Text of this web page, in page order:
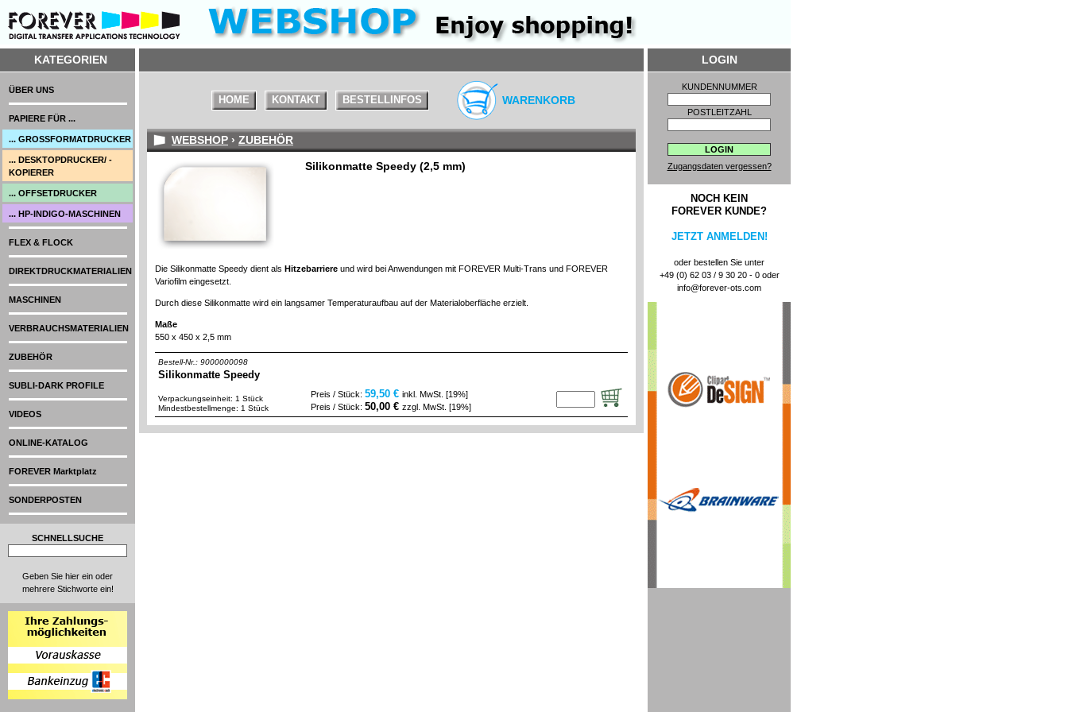
KATEGORIEN
SCHNELLSUCHE
Geben Sie hier ein oder
mehrere Stichworte ein!
HOME KONTAKT BESTELLINFOS WARENKORB
WEBSHOP › ZUBEHÖR
Silikonmatte Speedy (2,5 mm)
Die Silikonmatte Speedy dient als Hitzebarriere und wird bei Anwendungen mit FOREVER Multi-Trans und FOREVER
Variofilm eingesetzt.
Durch diese Silikonmatte wird ein langsamer Temperaturaufbau auf der Materialoberfläche erzielt.
Maße
550 x 450 x 2,5 mm
Bestell-Nr.: 9000000098
Silikonmatte Speedy
Verpackungseinheit: 1 Stück
Mindestbestellmenge: 1 Stück
Preis / Stück: 59,50 € inkl. MwSt. [19%]
Preis / Stück: 50,00 € zzgl. MwSt. [19%]
LOGIN
KUNDENNUMMER
POSTLEITZAHL
Zugangsdaten vergessen?
NOCH KEIN
FOREVER KUNDE?
JETZT ANMELDEN!
oder bestellen Sie unter
+49 (0) 62 03 / 9 30 20 - 0 oder
info@forever-ots.com
ÜBER UNS
PAPIERE FÜR ...
... GROSSFORMATDRUCKER
... DESKTOPDRUCKER/ -
KOPIERER
... OFFSETDRUCKER
... HP-INDIGO-MASCHINEN
FLEX & FLOCK
DIREKTDRUCKMATERIALIEN
MASCHINEN
VERBRAUCHSMATERIALIEN
ZUBEHÖR
SUBLI-DARK PROFILE
VIDEOS
ONLINE-KATALOG
FOREVER Marktplatz
SONDERPOSTEN